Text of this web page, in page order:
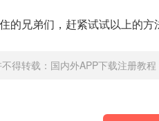
的兄弟们，赶紧试试以上的
得转载： 国内外APP下载注册教程